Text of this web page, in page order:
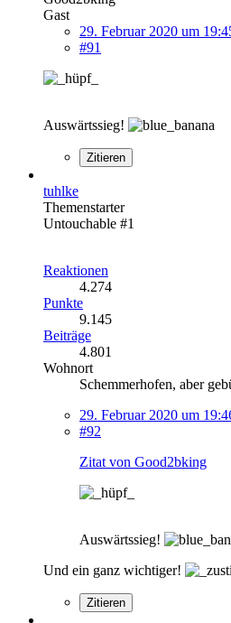
Gast
29. Februar 2020 um
#91
Auswärtssieg!
Zitieren
tuhlke
Themenstarter
Untouchable #1
Reaktionen
4.274
Punkte
9.145
Beiträge
4.801
Wohnort
Schemmerhofen, aber
29. Februar 2020 um
#92
Zitat von Good2bking
Auswärtssieg!
Und ein ganz wichtiger!
Zitieren